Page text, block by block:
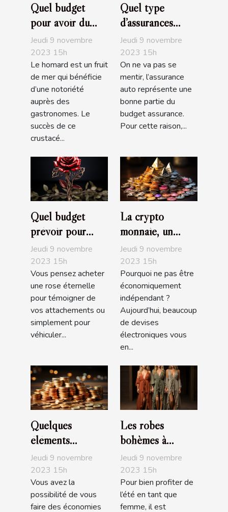
Quel budget
pour avoir du
bon homard?
Jeudi 9 novembre
2023 15h
Le homard est un fruit
de mer qui bénéficie
d’une notoriété
auprès des
gastronomes. Le
succès de ce
crustacé...
Quel type
d’assurances
choisir pour sa
voiture ?
Jeudi 9 novembre
2023 15h
On ne va pas se
mentir, l’assurance
auto représente une
bonne partie du
budget assurance.
Pour cette raison,...
Quel budget
prévoir pour
l’achat d’une rose
éternelle ?
Jeudi 9 novembre
2023 15h
Vous pensez acheter
une rose éternelle
pour témoigner de
vos attachements ou
simplement pour
véhiculer...
La crypto
monnaie, un
choix
d’investissement,
d’achat ou de de
trading très
populaire
Jeudi 9 novembre
2023 15h
Pourquoi ne pas être
économiquement
indépendant ?
Aujourd’hui, beaucoup
de devises
électroniques vous
en...
Quelques
éléments
nécessaires pour
baisser le prix de
son prêt
personnel
Jeudi 9 novembre
2023 15h
Vous avez la
possibilité de vous
faire des économies
Les robes
bohèmes à
acheter
obligatoirement
pour l’été
Jeudi 9 novembre
2023 15h
Pour bien profiter de
l’été en tant que
femme, il est